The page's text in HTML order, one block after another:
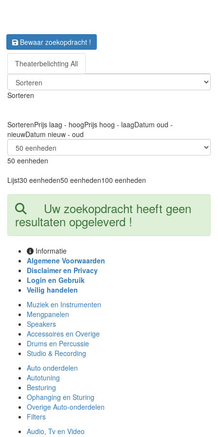
Bewaar zoekopdracht !
Theaterbelichting All
Sorteren
SorterenPrijs laag - hoogPrijs hoog - laagDatum oud -
nieuwDatum nieuw - oud
50 eenheden
Lijst30 eenheden50 eenheden100 eenheden
Uw zoekopdracht heeft geen
resultaten opgeleverd !
Informatie
Algemene Voorwaarden
Disclaimer en Privacy
Login en Gebruik
Veilig handelen
Muziek en Instrumenten
Mengpanelen
Speakers
Accessoires en Overige
Drums en Percussie
Studio & Recording
Auto onderdelen
Autotuning
Besturing
Ophanging en Sturing
Overige Auto-onderdelen
Filters
Audio, Tv en Video